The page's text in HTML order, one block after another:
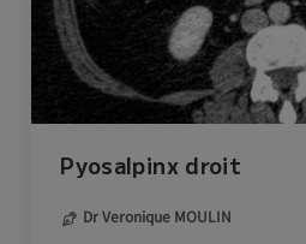
Pyosalpinx droit
Dr Veronique MOULIN